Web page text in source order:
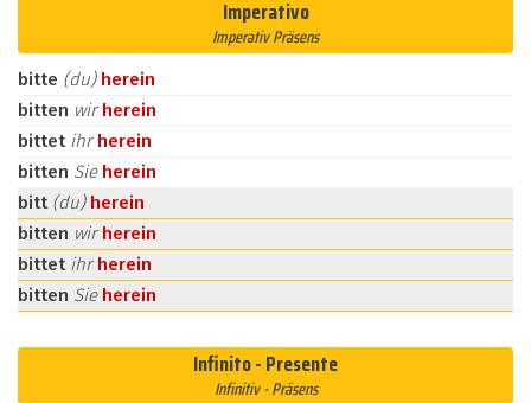
Imperativo
Imperativ Präsens
bitte (du) herein
bitten wirherein
bittet ihrherein
bitten Sie herein
bitt (du) herein
bitten wirherein
bittet ihrherein
bitten Sie herein
Infinito - Presente
Infinitiv - Präsens